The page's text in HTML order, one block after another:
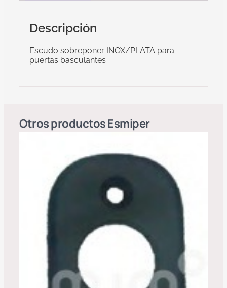
Descripción
Escudo sobreponer INOX/PLATA para
puertas basculantes
Otros productosEsmiper